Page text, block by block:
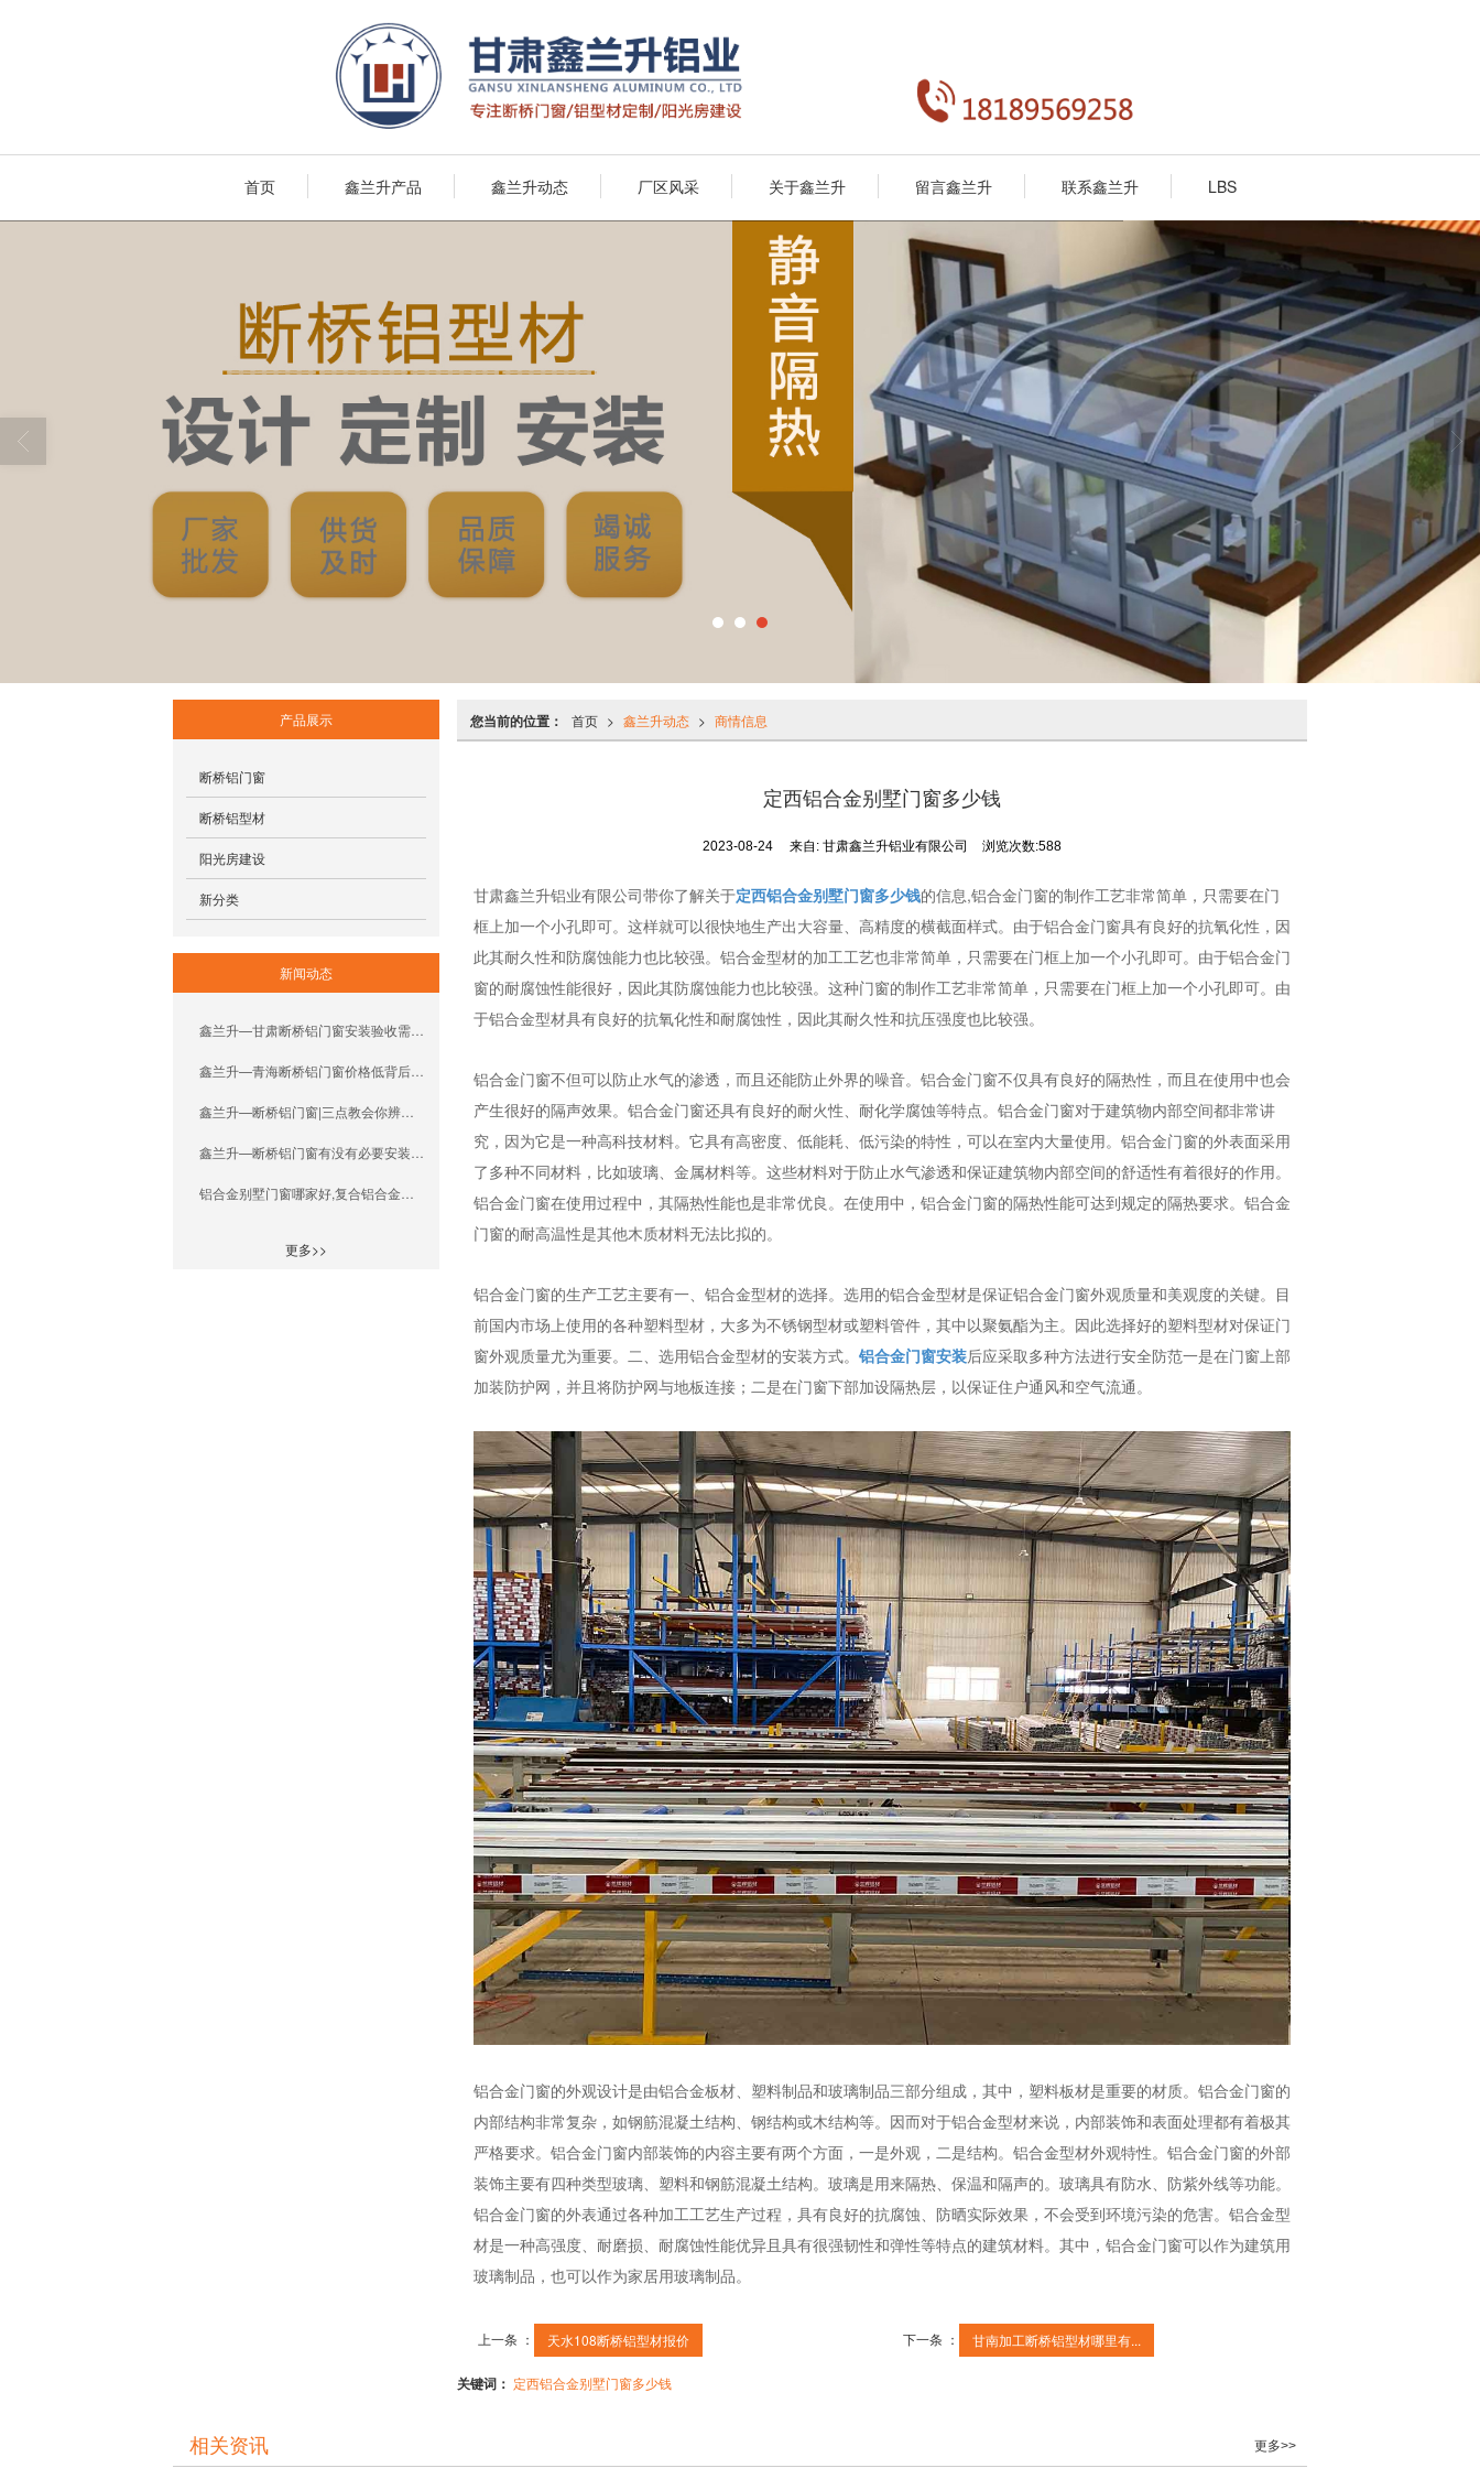
首页 鑫兰升产品 鑫兰升动态 厂区风采 关于鑫兰升 留言鑫兰升 联系鑫兰升 LBS
您当前的位置： 首页 > 鑫兰升动态 > 商情信息
定西铝合金别墅门窗多少钱
2023-08-24 来自: 甘肃鑫兰升铝业有限公司 浏览次数:588
甘肃鑫兰升铝业有限公司带你了解关于定西铝合金别墅门窗多少钱的信息,铝合金门窗的制作工艺非常简单，只需要在门
框上加一个小孔即可。这样就可以很快地生产出大容量、高精度的横截面样式。由于铝合金门窗具有良好的抗氧化性，因
此其耐久性和防腐蚀能力也比较强。铝合金型材的加工工艺也非常简单，只需要在门框上加一个小孔即可。由于铝合金门
窗的耐腐蚀性能很好，因此其防腐蚀能力也比较强。这种门窗的制作工艺非常简单，只需要在门框上加一个小孔即可。由
于铝合金型材具有良好的抗氧化性和耐腐蚀性，因此其耐久性和抗压强度也比较强。
铝合金门窗不但可以防止水气的渗透，而且还能防止外界的噪音。铝合金门窗不仅具有良好的隔热性，而且在使用中也会
产生很好的隔声效果。铝合金门窗还具有良好的耐火性、耐化学腐蚀等特点。铝合金门窗对于建筑物内部空间都非常讲
究，因为它是一种高科技材料。它具有高密度、低能耗、低污染的特性，可以在室内大量使用。铝合金门窗的外表面采用
了多种不同材料，比如玻璃、金属材料等。这些材料对于防止水气渗透和保证建筑物内部空间的舒适性有着很好的作用。
铝合金门窗在使用过程中，其隔热性能也是非常优良。在使用中，铝合金门窗的隔热性能可达到规定的隔热要求。铝合金
门窗的耐高温性是其他木质材料无法比拟的。
铝合金门窗的生产工艺主要有一、铝合金型材的选择。选用的铝合金型材是保证铝合金门窗外观质量和美观度的关键。目
前国内市场上使用的各种塑料型材，大多为不锈钢型材或塑料管件，其中以聚氨酯为主。因此选择好的塑料型材对保证门
窗外观质量尤为重要。二、选用铝合金型材的安装方式。 铝合金门窗安装后应采取多种方法进行安全防范一是在门窗上部
加装防护网，并且将防护网与地板连接；二是在门窗下部加设隔热层，以保证住户通风和空气流通。
铝合金门窗的外观设计是由铝合金板材、塑料制品和玻璃制品三部分组成，其中，塑料板材是重要的材质。铝合金门窗的
内部结构非常复杂，如钢筋混凝土结构、钢结构或木结构等。因而对于铝合金型材来说，内部装饰和表面处理都有着极其
严格要求。铝合金门窗内部装饰的内容主要有两个方面，一是外观，二是结构。铝合金型材外观特性。铝合金门窗的外部
装饰主要有四种类型玻璃、塑料和钢筋混凝土结构。玻璃是用来隔热、保温和隔声的。玻璃具有防水、防紫外线等功能。
铝合金门窗的外表通过各种加工工艺生产过程，具有良好的抗腐蚀、防晒实际效果，不会受到环境污染的危害。铝合金型
材是一种高强度、耐磨损、耐腐蚀性能优异且具有很强韧性和弹性等特点的建筑材料。其中，铝合金门窗可以作为建筑用
玻璃制品，也可以作为家居用玻璃制品。
上一条 ： 天水108断桥铝型材报价 下一条 ： 甘南加工断桥铝型材哪里有...
关键词： 定西铝合金别墅门窗多少钱
产品展示
断桥铝门窗
断桥铝型材
阳光房建设
新分类
新闻动态
鑫兰升—甘肃断桥铝门窗安装验收需注意的五个要点
鑫兰升—青海断桥铝门窗价格低背后的猫腻
鑫兰升—断桥铝门窗|三点教会你辨别断桥铝型材优劣
鑫兰升—断桥铝门窗有没有必要安装金刚网纱窗？
铝合金别墅门窗哪家好,复合铝合金门窗哪家好
更多>>
相关资讯 更多>>